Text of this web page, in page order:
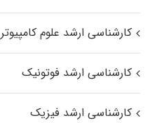
کارشناسی ارشد علوم کامپیوتر
کارشناسی ارشد فوتونیک
کارشناسی ارشد فیزیک